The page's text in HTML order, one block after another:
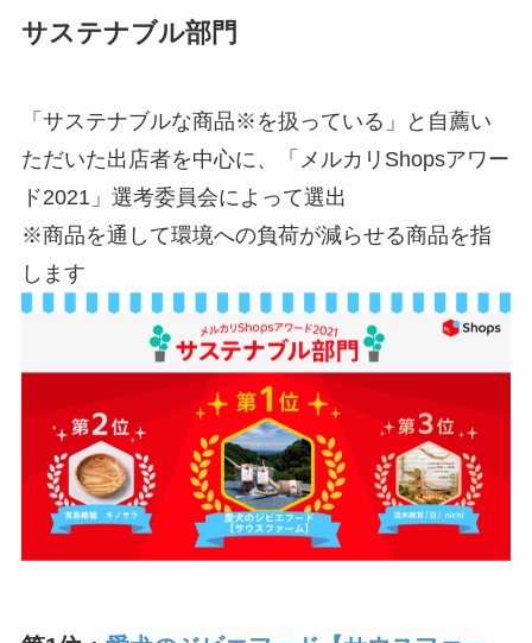
サステナブル部門
「サステナブルな商品※を扱っている」と自薦い
ただいた出店者を中心に、「メルカリShopsアワー
ド2021」選考委員会によって選出
※商品を通して環境への負荷が減らせる商品を指
します